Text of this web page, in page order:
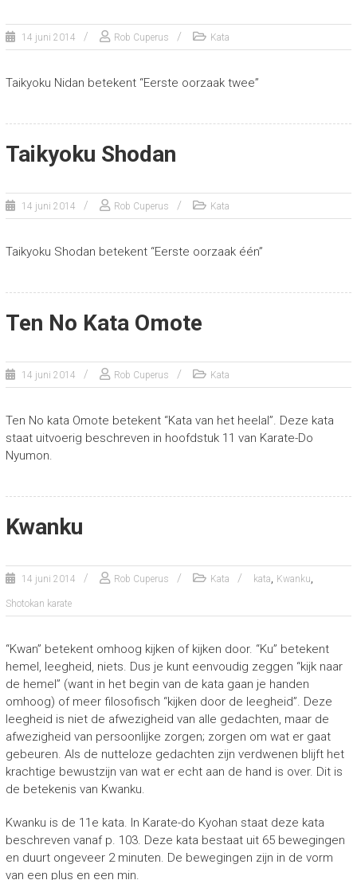
14 juni 2014 Rob Cuperus Kata
Taikyoku Nidan betekent “Eerste oorzaak twee”
Taikyoku Shodan
14 juni 2014 Rob Cuperus Kata
Taikyoku Shodan betekent “Eerste oorzaak één”
Ten No Kata Omote
14 juni 2014 Rob Cuperus Kata
Ten No kata Omote betekent “Kata van het heelal”. Deze kata
staat uitvoerig beschreven in hoofdstuk 11 van Karate-Do
Nyumon.
Kwanku
14 juni 2014 Rob Cuperus Kata kata, Kwanku,
Shotokan karate
“Kwan” betekent omhoog kijken of kijken door. “Ku” betekent
hemel, leegheid, niets. Dus je kunt eenvoudig zeggen “kijk naar
de hemel” (want in het begin van de kata gaan je handen
omhoog) of meer filosofisch “kijken door de leegheid”. Deze
leegheid is niet de afwezigheid van alle gedachten, maar de
afwezigheid van persoonlijke zorgen; zorgen om wat er gaat
gebeuren. Als de nutteloze gedachten zijn verdwenen blijft het
krachtige bewustzijn van wat er echt aan de hand is over. Dit is
de betekenis van Kwanku.
Kwanku is de 11e kata. In Karate-do Kyohan staat deze kata
beschreven vanaf p. 103. Deze kata bestaat uit 65 bewegingen
en duurt ongeveer 2 minuten. De bewegingen zijn in de vorm
van een plus en een min.